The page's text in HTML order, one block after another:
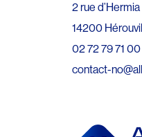
2 rue d’Hermia
14200
02 72 79 71 00
contact-